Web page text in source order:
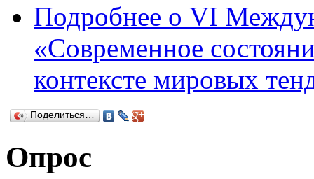
Подробнее о VI
«Современное
контексте мировых
Поделиться…
Опрос